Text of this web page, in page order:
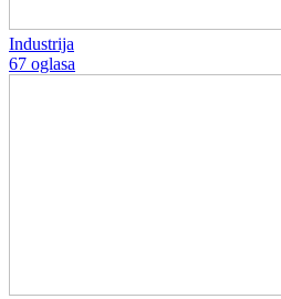
Industrija
67 oglasa